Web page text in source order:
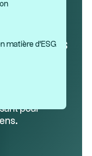
matière d'ESG
dans nos
pour